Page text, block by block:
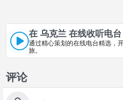
在 乌克兰 在线收听电台
通过精心策划的在线电台精选，
旅。
评论